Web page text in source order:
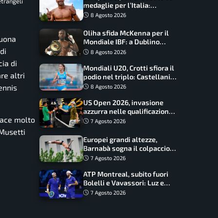
di
altri
molto
medaglie per l’Italia:
Paltrinieri guida la staffetta,
grandi altezze
8 Agosto 2026
Oliha sfida McKenna per il
Mondiale IBF: a Dublino
serve l’impresa nella tana
8 Agosto 2026
Mondiali U20, Crotti sfiora il
podio nel triplo: Castellani
da record, Succo in finale
8 Agosto 2026
US Open 2026, invasione
azzurra nelle qualificazioni:
17 italiani a caccia del main
7 Agosto 2026
Europei grandi altezze,
Barnabà sogna il colpaccio:
è leader a metà gara, Baraldi
7 Agosto 2026
ATP Montreal, subito fuori
Bolelli e Vavassori: Luz e
Matos fermano gli azzurri
7 Agosto 2026